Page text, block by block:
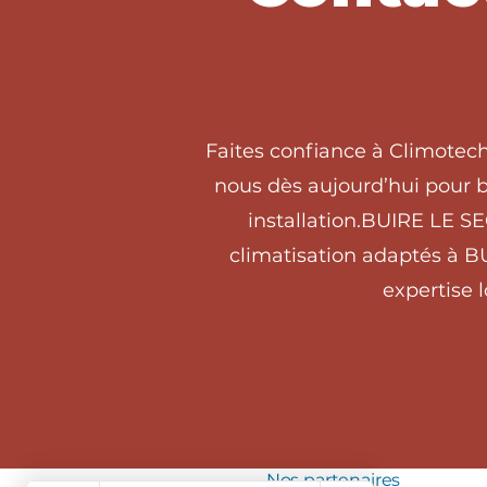
Faites confiance à
nous dès aujourd’hui
installation.BUIRE LE
climatisation adaptés à
expertise
Nos partenaires